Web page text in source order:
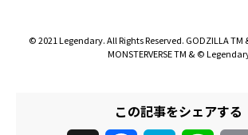
© 2021 Legendary. All Rights Reserved. GODZILLA TM
MONSTERVERSE TM & ©
この記事をシェアする